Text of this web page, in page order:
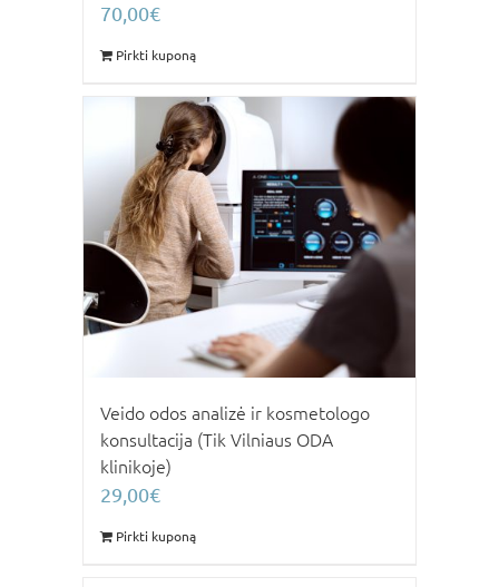
70,00€
Pirkti kuponą
Veido odos analizė ir kosmetologo
konsultacija (Tik Vilniaus ODA
klinikoje)
29,00€
Pirkti kuponą